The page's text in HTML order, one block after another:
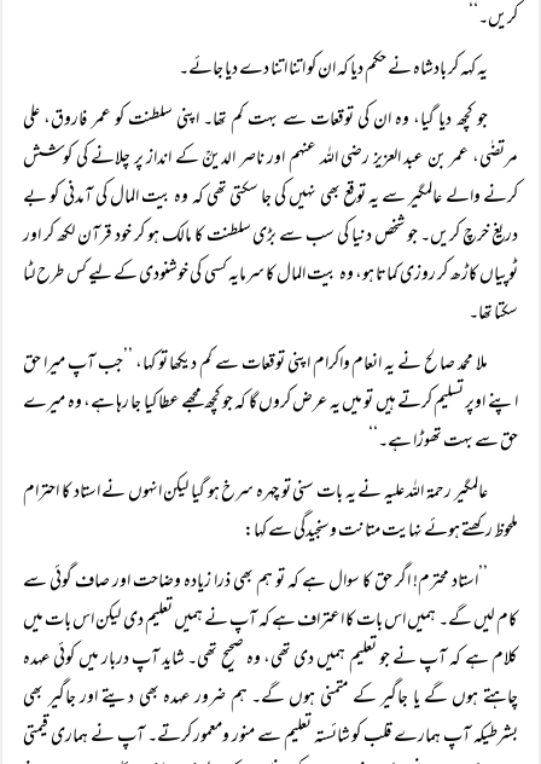
کریں۔‘‘
یہ کہہ کر بادشاہ نے حکم دیا کہ ان کو اتنا اتنا دے دیا جائے۔
جو کچھ دیا گیا، وہ ان کی توقعات سے بہت کم تھا۔ اپنی سلطنت کو عمر فاروق، علی
مرتضٰی، عمر بن عبد العزیز رضی اللہ عنہم اور ناصر الدینؒ کے انداز پر چلانے کی کوشش
کرنے والے عالمگیر سے یہ توقع بھی نہیں کی جا سکتی تھی کہ وہ بیت المال کی آمدنی کو بے
دریغ خرچ کریں۔ جو شخص دنیا کی سب سے بڑی سلطنت کا مالک ہو کر خود قرآن لکھ کر اور
ٹوپیاں کاڑھ کر روزی کماتا ہو، وہ بیت المال کا سرمایہ کسی کی خوشنودی کے لیے کس طرح لٹا
سکتا تھا۔
ملا محمد صالح نے یہ انعام واکرام اپنی توقعات سے کم دیکھا تو کہا، ’’جب آپ میرا حق
اپنے اوپر تسلیم کرتے ہیں تو میں یہ عرض کروں گا کہ جو کچھ مجھے عطا کیا جا رہا ہے، وہ میرے
حق سے بہت تھوڑا ہے۔‘‘
عالمگیر رحمۃ اللہ علیہ نے یہ بات سنی تو چہرہ سرخ ہو گیا لیکن انہوں نے استاد کا احترام
ملحوظ رکھتے ہوئے نہایت متانت وسنجیدگی سے کہا:
’’استاد محترم! اگر حق کا سوال ہے کہ تو ہم بھی ذرا زیادہ وضاحت اور صاف گوئی سے
کام لیں گے۔ ہمیں اس بات کا اعتراف ہے کہ آپ نے ہمیں تعلیم دی لیکن اس بات میں
کلام ہے کہ آپ نے جو تعلیم ہمیں دی تھی، وہ صحیح تھی۔ شاید آپ دربار میں کوئی عہدہ
چاہتے ہوں گے یا جاگیر کے متمنی ہوں گے۔ ہم ضرور عہدہ بھی دیتے اور جاگیر بھی
بشرطیکہ آپ ہمارے قلب کو شائستہ تعلیم سے منور ومعمور کرتے۔ آپ نے ہماری قیمتی